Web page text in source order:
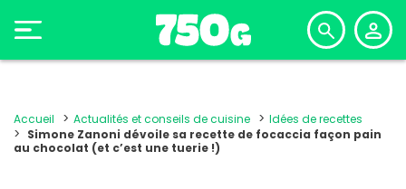
Accueil Actualités et conseils de cuisine
Idées de recettes
Simone Zanoni dévoile sa recette de focaccia façon pain
au chocolat (et c’est une tuerie !)